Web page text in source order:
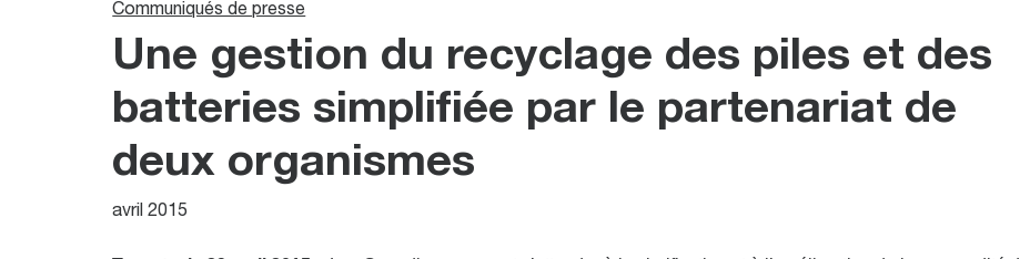
Communiqués de presse
Une gestion du recyclage des piles et des
batteries simplifiée par le partenariat de
deux organismes
avril 2015